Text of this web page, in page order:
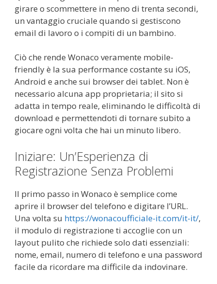
girare o scommettere in meno di trenta secondi,
un vantaggio cruciale quando si gestiscono
email di lavoro o i compiti di un bambino.
Ciò che rende Wonaco veramente mobile-
friendly è la sua performance costante su iOS,
Android e anche sui browser dei tablet. Non è
necessario alcuna app proprietaria; il sito si
adatta in tempo reale, eliminando le difficoltà di
download e permettendoti di tornare subito a
giocare ogni volta che hai un minuto libero.
Iniziare: Un’Esperienza di
Registrazione Senza Problemi
Il primo passo in Wonaco è semplice come
aprire il browser del telefono e digitare l’URL.
Una volta su https://wonacoufficiale-it.com/it-it/,
il modulo di registrazione ti accoglie con un
layout pulito che richiede solo dati essenziali:
nome, email, numero di telefono e una password
facile da ricordare ma difficile da indovinare.